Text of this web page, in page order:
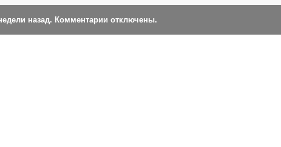
назад. Комментарии отключены.